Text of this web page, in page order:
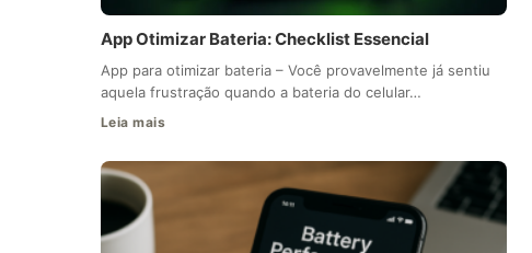
App Otimizar Bateria: Checklist Essencial
App para otimizar bateria – Você provavelmente já sentiu
aquela frustração quando a bateria do celular…
Leia mais